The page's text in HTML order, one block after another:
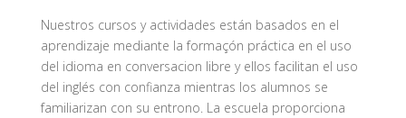
Nuestros cursos y actividades están basados en el
aprendizaje mediante la formaçón práctica en el uso
del idioma en conversacion libre y ellos facilitan el uso
del inglés con confianza mientras los alumnos se
familiarizan con su entrono. La escuela proporciona